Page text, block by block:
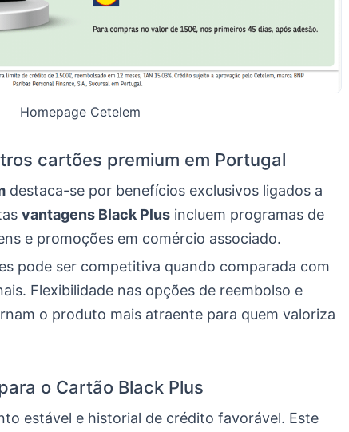
Homepage Cetelem
cartões premium em Portugal
destaca-se por benefícios exclusivos ligados a
vantagens Black Plus incluem programas de
e promoções em comércio associado.
pode ser competitiva quando comparada com
Flexibilidade nas opções de reembolso e
o produto mais atraente para quem valoriza
o Cartão Black Plus
estável e historial de crédito favorável. Este